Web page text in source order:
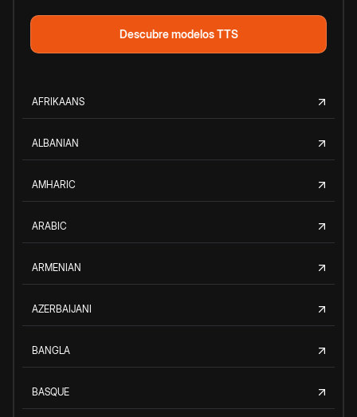
Descubre modelos TTS
AFRIKAANS
ALBANIAN
AMHARIC
ARABIC
ARMENIAN
AZERBAIJANI
BANGLA
BASQUE